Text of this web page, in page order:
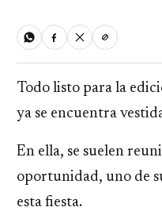
Todo listo para la
ya se encuentra
En ella, se suelen
oportunidad, uno de
esta fiesta.